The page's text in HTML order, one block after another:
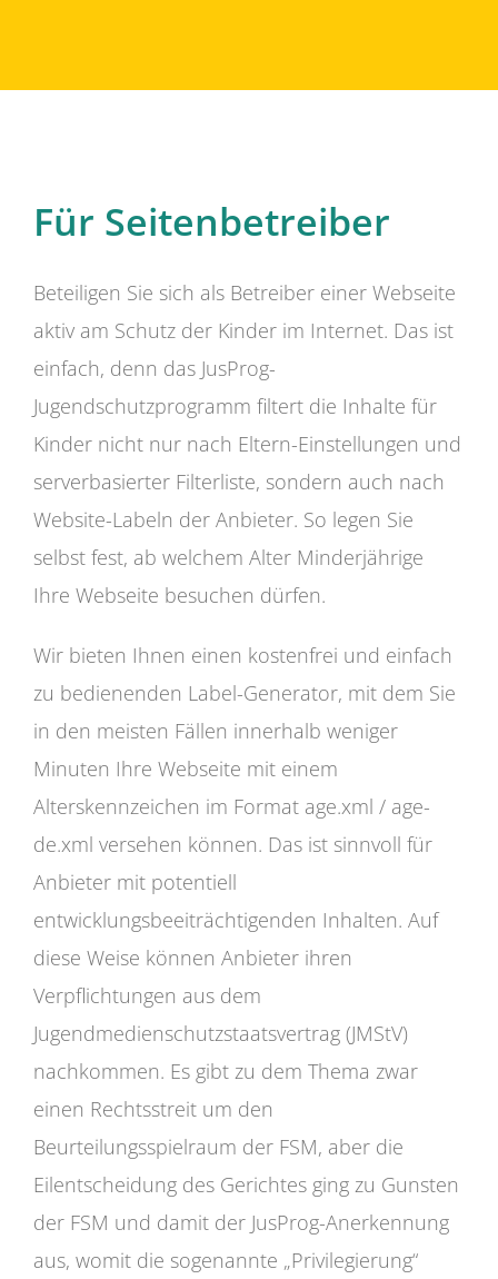
Für Seitenbetreiber
Beteiligen Sie sich als Betreiber einer Webseite
aktiv am Schutz der Kinder im Internet. Das ist
einfach, denn das JusProg-
Jugendschutzprogramm filtert die Inhalte für
Kinder nicht nur nach Eltern-Einstellungen und
serverbasierter Filterliste, sondern auch nach
Website-Labeln der Anbieter. So legen Sie
selbst fest, ab welchem Alter Minderjährige
Ihre Webseite besuchen dürfen.
Wir bieten Ihnen einen kostenfrei und einfach
zu bedienenden Label-Generator, mit dem Sie
in den meisten Fällen innerhalb weniger
Minuten Ihre Webseite mit einem
Alterskennzeichen im Format age.xml / age-
de.xml versehen können. Das ist sinnvoll für
Anbieter mit potentiell
entwicklungsbeeiträchtigenden Inhalten. Auf
diese Weise können Anbieter ihren
Verpflichtungen aus dem
Jugendmedienschutzstaatsvertrag (JMStV)
nachkommen. Es gibt zu dem Thema zwar
einen Rechtsstreit um den
Beurteilungsspielraum der FSM, aber die
Eilentscheidung des Gerichtes ging zu Gunsten
der FSM und damit der JusProg-Anerkennung
aus, womit die sogenannte „Privilegierung“